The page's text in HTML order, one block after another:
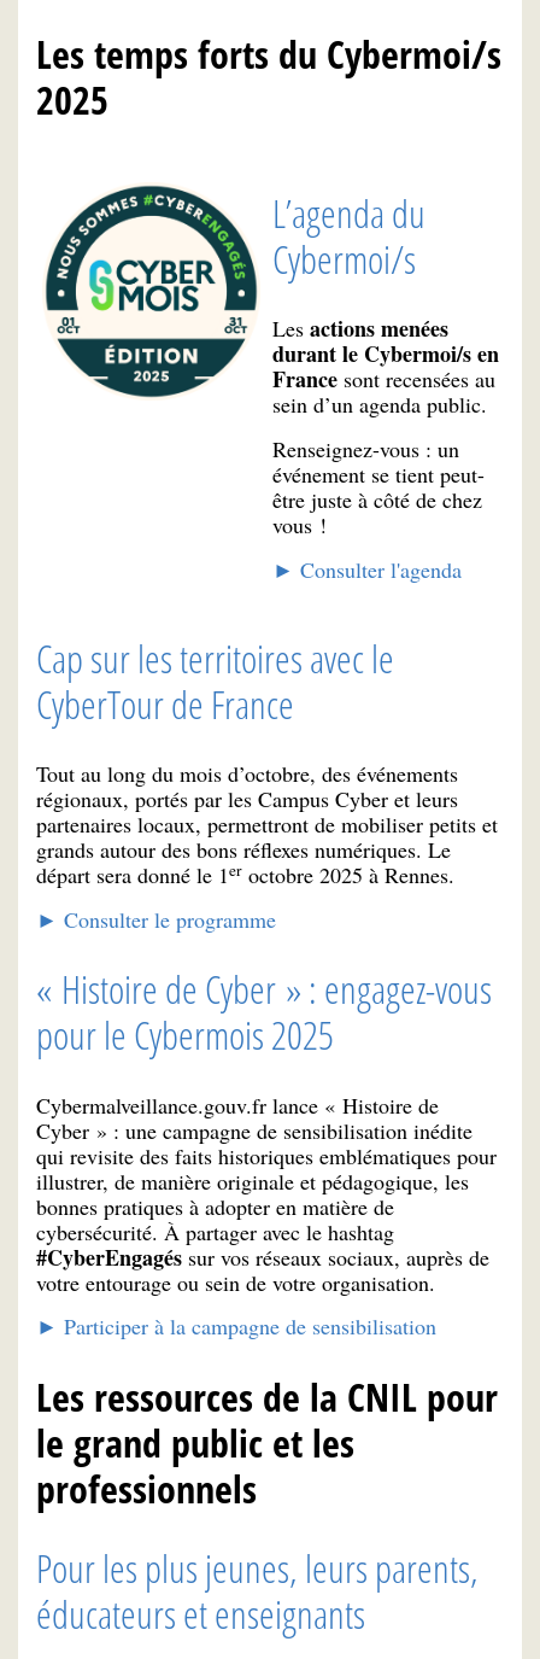
Les temps forts du Cybermoi/s
2025
L’agenda du
Cybermoi/s
Les actions menées
durant le Cybermoi/s en
France sont recensées au
sein d’un agenda public.
Renseignez-vous : un
événement se tient peut-
être juste à côté de chez
vous !
► Consulter l'agenda
Cap sur les territoires avec le
CyberTour de France
Tout au long du mois d’octobre, des événements
régionaux, portés par les Campus Cyber et leurs
partenaires locaux, permettront de mobiliser petits et
grands autour des bons réflexes numériques. Le
départ sera donné le 1er octobre 2025 à Rennes.
► Consulter le programme
« Histoire de Cyber » : engagez-vous
pour le Cybermois 2025
Cybermalveillance.gouv.fr lance « Histoire de
Cyber » : une campagne de sensibilisation inédite
qui revisite des faits historiques emblématiques pour
illustrer, de manière originale et pédagogique, les
bonnes pratiques à adopter en matière de
cybersécurité. À partager avec le hashtag
#CyberEngagés sur vos réseaux sociaux, auprès de
votre entourage ou sein de votre organisation.
► Participer à la campagne de sensibilisation
Les ressources de la CNIL pour
le grand public et les
professionnels
Pour les plus jeunes, leurs parents,
éducateurs et enseignants